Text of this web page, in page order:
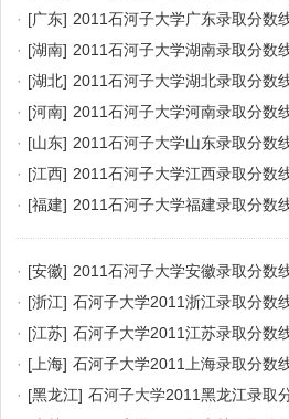
· [广东] 2011石河子大学广东录取分数
· [湖南] 2011石河子大学湖南录取分数
· [湖北] 2011石河子大学湖北录取分数
· [河南] 2011石河子大学河南录取分数
· [山东] 2011石河子大学山东录取分数
· [江西] 2011石河子大学江西录取分数
· [福建] 2011石河子大学福建录取分数
· [安徽] 2011石河子大学安徽录取分数
· [浙江] 石河子大学2011浙江录取分数
· [江苏] 石河子大学2011江苏录取分数
· [上海] 石河子大学2011上海录取分数
· [黑龙江] 石河子大学2011黑龙江录取